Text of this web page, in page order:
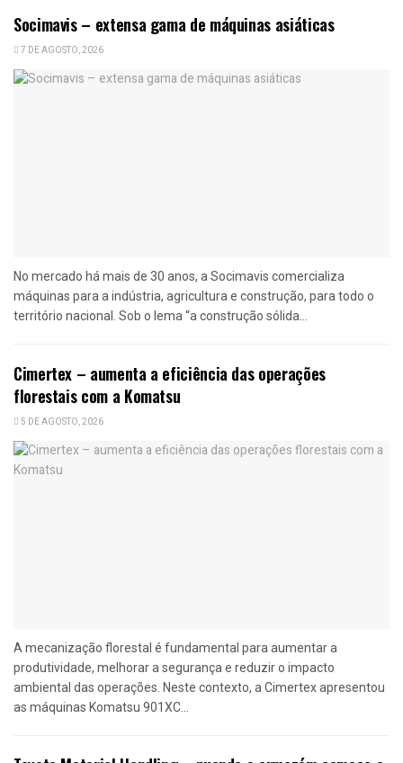
Socimavis – extensa gama de máquinas asiáticas
7 DE AGOSTO, 2026
No mercado há mais de 30 anos, a Socimavis comercializa
máquinas para a indústria, agricultura e construção, para todo o
território nacional. Sob o lema “a construção sólida...
Cimertex – aumenta a eficiência das operações
florestais com a Komatsu
5 DE AGOSTO, 2026
A mecanização florestal é fundamental para aumentar a
produtividade, melhorar a segurança e reduzir o impacto
ambiental das operações. Neste contexto, a Cimertex apresentou
as máquinas Komatsu 901XC...